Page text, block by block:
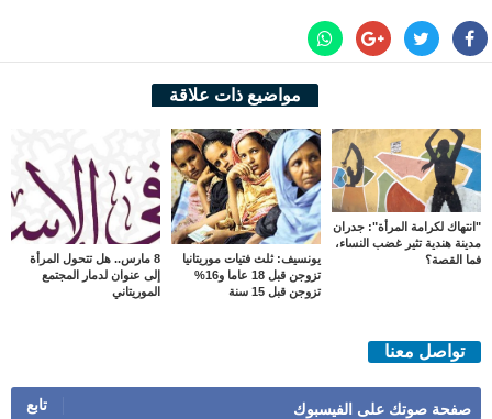
مواضيع ذات علاقة
"انتهاك لكرامة المرأة": جدران
مدينة هندية تثير غضب النساء،
فما القصة؟
يونسيف: ثلث فتيات موريتانيا
تزوجن قبل 18 عاما و16%
تزوجن قبل 15 سنة
8 مارس.. هل تتحول المرأة
إلى عنوان لدمار المجتمع
الموريتاني
تواصل معنا
صفحة صوتك على الفيسبوك تابع